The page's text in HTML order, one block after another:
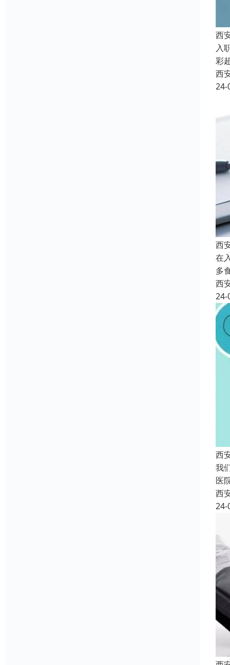
西
入
彩
西
24-
西
在
多
西
24-
西
我
医
西
24-